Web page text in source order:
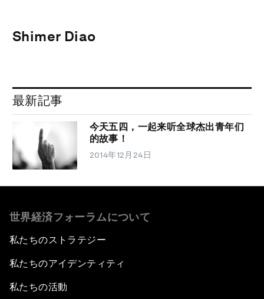
Shimer Diao
最新記事
今天五四，一起来听全球杰出青年们
的故事！
2014年12月24日
世界経済フォーラムについて
私たちのストラテジー
私たちのアイデンティティ
私たちの活動